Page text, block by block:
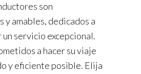
son
y amables, dedicados a
servicio excepcional.
a hacer su viaje
y eficiente posible. Elija